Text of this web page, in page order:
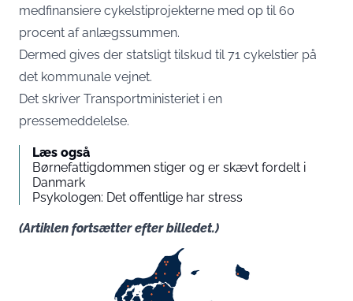
medfinansiere cykelstiprojekterne med op til 60
procent af anlægssummen.
Dermed gives der statsligt tilskud til 71 cykelstier på
det kommunale vejnet.
Det skriver Transportministeriet i en
pressemeddelelse.
Læs også
Børnefattigdommen stiger og er skævt fordelt i
Danmark
Psykologen: Det offentlige har stress
(Artiklen fortsætter efter billedet.)